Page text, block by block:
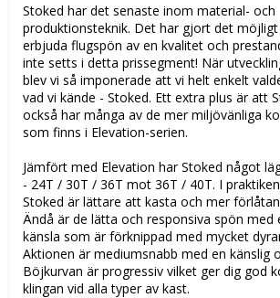
Stoked har det senaste inom material- och
produktionsteknik. Det har gjort det
erbjuda flugspön av en kvalitet och
inte setts i detta prissegment! När
blev vi så imponerade att vi helt enkelt
vad vi kände - Stoked. Ett extra plus är att
också har många av de mer miljövänliga
som finns i Elevation-serien.
Jämfört med Elevation har Stoked något
- 24T / 30T / 36T mot 36T / 40T. I
Stoked är lättare att kasta och mer
Ändå är de lätta och responsiva spön med
känsla som är förknippad med mycket
Aktionen är mediumsnabb med en känslig
Böjkurvan är progressiv vilket ger dig god
klingan vid alla typer av kast.